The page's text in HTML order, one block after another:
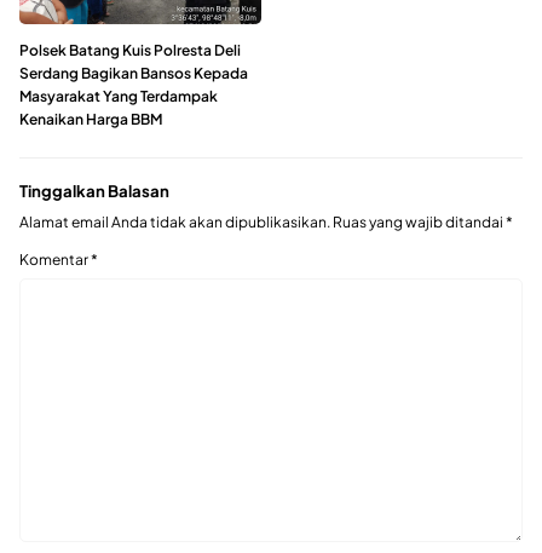
Polsek Batang Kuis Polresta Deli
Serdang Bagikan Bansos Kepada
Masyarakat Yang Terdampak
Kenaikan Harga BBM
Tinggalkan Balasan
Alamat email Anda tidak akan dipublikasikan. Ruas yang wajib ditandai *
Komentar*